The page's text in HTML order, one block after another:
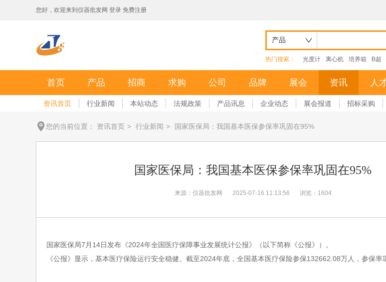
您好，欢迎来到 仪器批发网 登录 免费注册
产品
热门搜索： 光度计 离心机 培养箱 B超
首页 产品 招商 求购 公司 品牌 展会 资讯 人
资讯首页 行业新闻 本站动态 法规政策 产品讯息 企业动态 展会报道 招标采购
您的当前位置： 资讯首页 > 行业新闻 > 国家医保局：我国基本医保参保率巩固在95%
国家医保局：我国基本医保参保率巩固在95%
来源：仪器批发网 2025-07-16 11:13:56 浏览：1604
国家医保局7月14日发布《2024年全国医疗保障事业发展统计公报》（以下简称《公报》）。
《公报》显示，基本医疗保险运行安全稳健。截至2024年底，全国基本医疗保险参保132662.08万人，参保率